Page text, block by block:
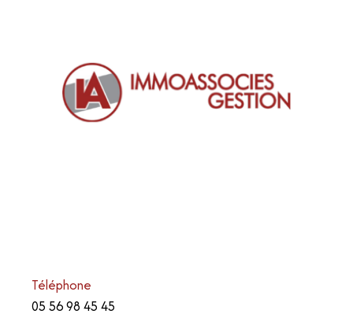
Téléphone
05 56 98 45 45